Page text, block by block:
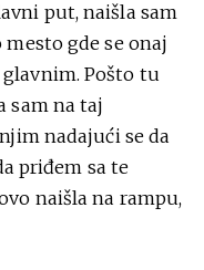
put, naišla sam
gde se onaj
Pošto tu
sam na taj
nadajući se da
priđem sa te
naišla na rampu,